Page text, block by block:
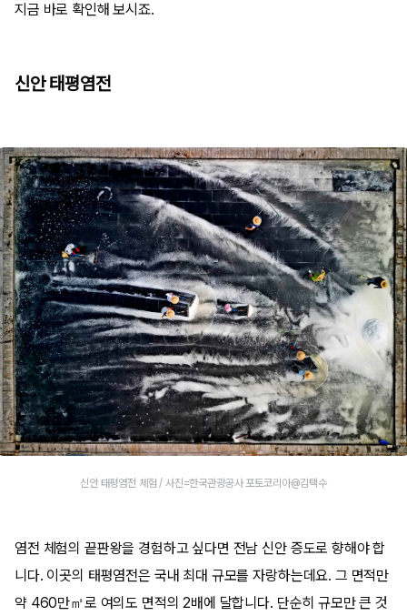
지금 바로 확인해 보시죠.
신안 태평염전
신안 태평염전 체험 / 사진=한국관광공사 포토코리아@김택수
염전 체험의 끝판왕을 경험하고 싶다면 전남 신안 증도로 향해야 합
니다. 이곳의 태평염전은 국내 최대 규모를 자랑하는데요. 그 면적만
약 460만㎡로 여의도 면적의 2배에 달합니다. 단순히 규모만 큰 것